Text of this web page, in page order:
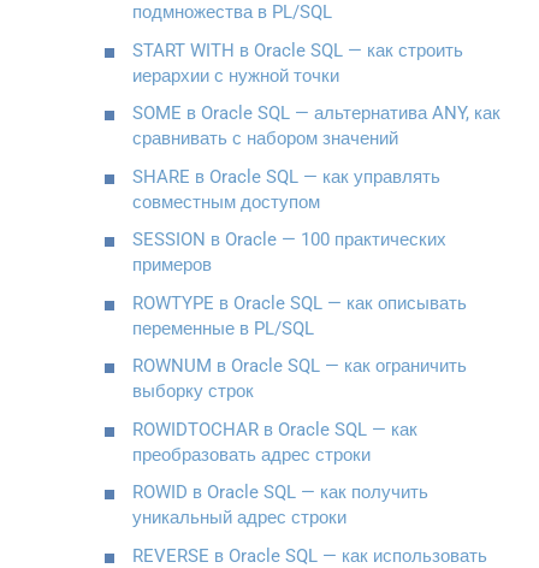
подмножества в PL/SQL
START WITH в Oracle SQL — как строить
иерархии с нужной точки
SOME в Oracle SQL — альтернатива ANY, как
сравнивать с набором значений
SHARE в Oracle SQL — как управлять
совместным доступом
SESSION в Oracle — 100 практических
примеров
ROWTYPE в Oracle SQL — как описывать
переменные в PL/SQL
ROWNUM в Oracle SQL — как ограничить
выборку строк
ROWIDTOCHAR в Oracle SQL — как
преобразовать адрес строки
ROWID в Oracle SQL — как получить
уникальный адрес строки
REVERSE в Oracle SQL — как использовать